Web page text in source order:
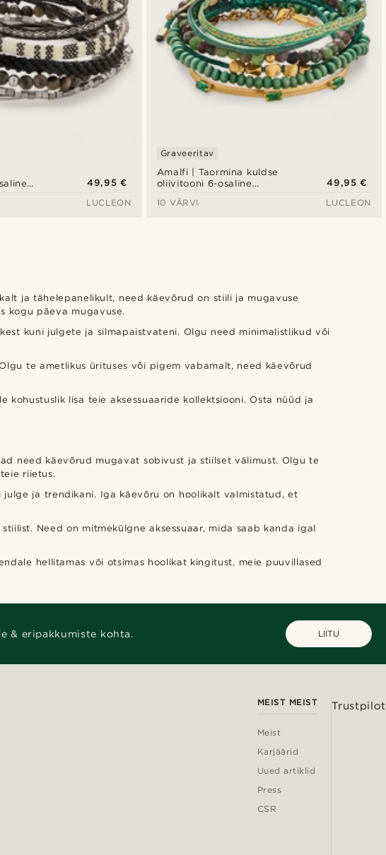
49,95 €
LUCLEON
Amalfi | Taormina kuldse
oliivitooni 6-osaline
Graveeritav
49,95 €
10 VÄRVI
LUCLEON
ja tähelepanelikult, need käevõrud on stiili ja mugavuse
kogu päeva mugavuse.
kuni julgete ja silmapaistvateni. Olgu need minimalistlikud või
te ametlikus ürituses või pigem vabamalt, need käevõrud
lisa teie aksessuaaride kollektsiooni. Osta nüüd ja
need käevõrud mugavat sobivust ja stiilset välimust. Olgu te
riietus.
ja trendikani. Iga käevõru on hoolikalt valmistatud, et
Need on mitmekülgne aksessuaar, mida saab kanda igal
hellitamas või otsimas hoolikat kingitust, meie puuvillased
& eripakkumiste kohta. LIITU
MEIST MEIST
Meist
Karjäärid
Uued artiklid
Press
CSR
Trustpilot